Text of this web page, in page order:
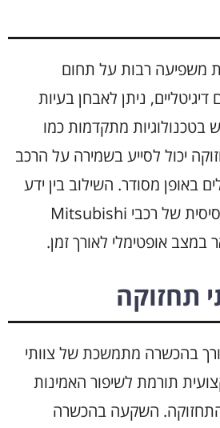
משפיעה רבות על תחום
ניתן לאבחן בעיות
בטכנולוגיות מתקדמות כמו
יכול לסייע בשמירה על הרכב
באופן מסודר. השילוב בין ידע
טכנולוגי לבין הבנה בסיסית של רכבי Mitsubishi
במצב אופטימלי לאורך זמן.
תחזוקה
בהכשרה מתמשכת של צוותי
תורמת לשיפור האמינות
התחזוקה. השקעה בהכשרה